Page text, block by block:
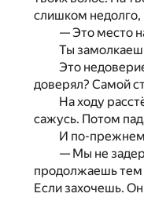
слишком недолго,
— Это место
Ты
Это
доверял? Самой
На ходу
сажусь. Потом
И по-
— Мы не
продолжаешь
Если захочешь.